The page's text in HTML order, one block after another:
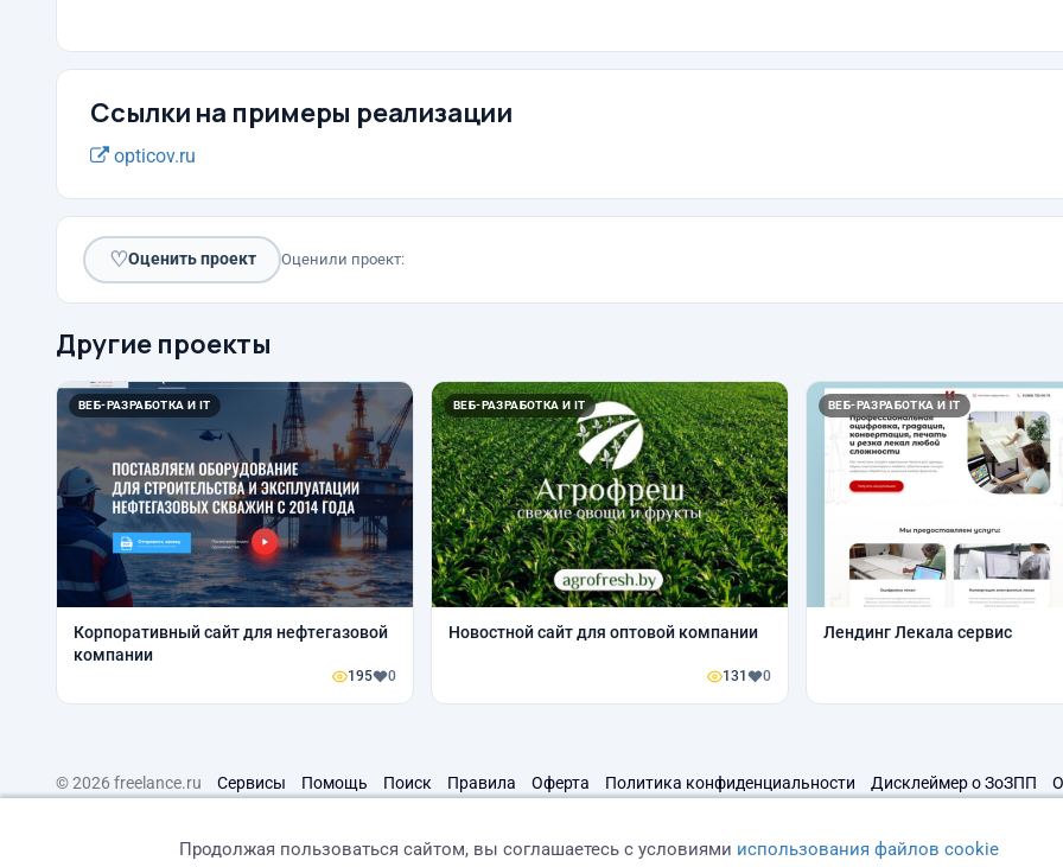
Ссылки на примеры реализации
opticov.ru
♡Оценить проект Оценили проект:
Другие проекты
ВЕБ-РАЗРАБОТКА И IT
Корпоративный сайт для нефтегазовой
компании
195 0
ВЕБ-РАЗРАБОТКА И IT
Новостной сайт для оптовой компании
131 0
ВЕБ-РАЗРАБОТКА И IT
Лендинг Лекала сервис
© 2026 freelance.ru Сервисы Помощь Поиск Правила Оферта Политика конфиденциальности Дисклеймер о ЗоЗПП
Продолжая пользоваться сайтом, вы соглашаетесь с условиями использования файлов cookie